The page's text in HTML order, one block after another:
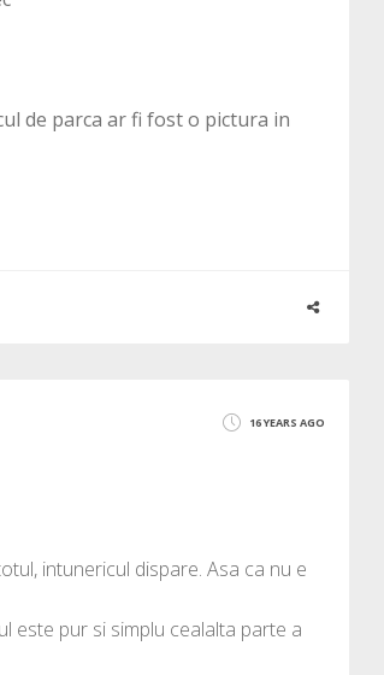
de parca ar fi fost o pictura in
16 YEARS AGO
intunericul dispare. Asa ca nu e
este pur si simplu cealalta parte a